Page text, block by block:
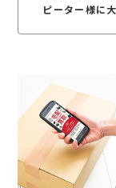
ピーター様に